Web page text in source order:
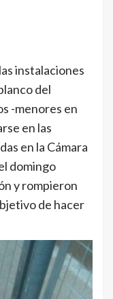
instalaciones
del
-menores en
en las
en la Cámara
domingo
y rompieron
de hacer